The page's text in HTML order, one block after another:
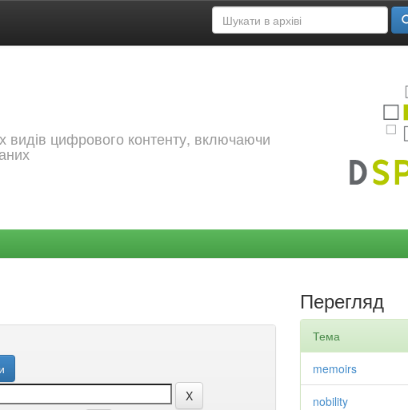
видів цифрового контенту, включаючи
Перегляд
Тема
memoirs
nobility